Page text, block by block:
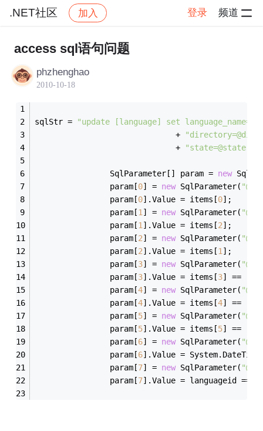
.NET社区 加入 登录 频道
.NET社区 帖子详情
access sql语句问题
phzhenghao
2010-10-18
sqlStr =
"update [language] set
                              +
                              +
                SqlParameter[] param =
new
                param[
0] = new SqlParameter(
                param[
0].Value = items[0];
                param[
1 ] = new SqlParameter(
                param[
1 ].Value = items[2];
                param[
2] = new SqlParameter(
                param[
2].Value = items[1 ];
                param[
3] = new SqlParameter(
                param[
3].Value = items[3] ==
                param[
4] = new SqlParameter(
                param[
4].Value = items[4] ==
                param[
5] = new SqlParameter(
                param[
5].Value = items[5] ==
                param[
6] = new SqlParameter(
                param[
6].Value =
                param[
7] = new SqlParameter(
                param[
7].Value = languageid ==